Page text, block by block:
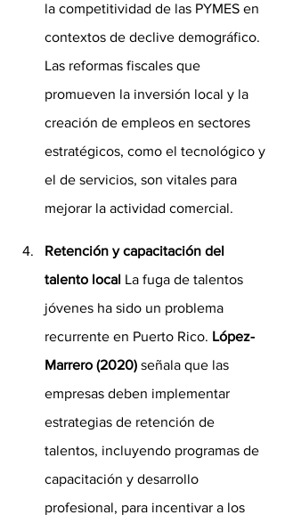
la competitividad de las PYMES en
contextos de declive demográfico.
Las reformas fiscales que
promueven la inversión local y la
creación de empleos en sectores
estratégicos, como el tecnológico y
el de servicios, son vitales para
mejorar la actividad comercial.
Retención y capacitación del
talento local La fuga de talentos
jóvenes ha sido un problema
recurrente en Puerto Rico. López-
Marrero (2020) señala que las
empresas deben implementar
estrategias de retención de
talentos, incluyendo programas de
capacitación y desarrollo
profesional, para incentivar a los